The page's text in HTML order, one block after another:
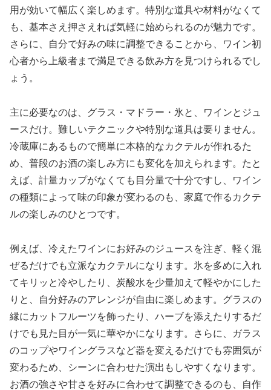
用が効いて幅広く楽しめます。特別な道具や材料がなくて
も、基本さえ押さえれば気軽に始められるのが魅力です。
さらに、自分で好みの味に調整できることから、ワイン初
心者から上級者まで満足できる飲み方を見つけられるでし
ょう。
主に必要なのは、グラス・マドラー・氷と、ワインとジュ
ースだけ。難しいテクニックや特別な道具は要りません。
冷蔵庫にあるもので簡単に本格的なカクテルが作れるた
め、普段のお酒の楽しみ方にも変化を加えられます。たと
えば、計量カップがなくても目分量で十分ですし、ワイン
の種類によって味の印象が変わるのも、家庭で作るカクテ
ルの楽しみのひとつです。
例えば、冷えたワインにお好みのジュースを注ぎ、軽く混
ぜるだけでも立派なカクテルになります。氷を多めに入れ
てキリッと冷やしたり、炭酸水を少量加えて軽やかにした
りと、自分好みのアレンジが自由に楽しめます。グラスの
縁にカットフルーツを飾ったり、ハーブを添えたりするだ
けでも見た目が一気に華やかになります。さらに、ガラス
のコップやワイングラスなど器を変えるだけでも雰囲気が
変わるため、シーンに合わせた演出もしやすくなります。
お酒の強さや甘さを好みに合わせて調整できるのも、自作